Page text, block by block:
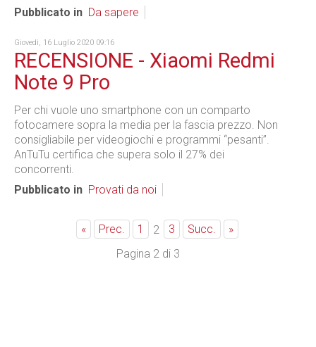
Pubblicato in Da sapere
Giovedì, 16 Luglio 2020 09:16
RECENSIONE - Xiaomi Redmi
Note 9 Pro
Per chi vuole uno smartphone con un comparto
fotocamere sopra la media per la fascia prezzo. Non
consigliabile per videogiochi e programmi “pesanti”.
AnTuTu certifica che supera solo il 27% dei
concorrenti.
Pubblicato in Provati da noi
« Prec. 1 2 3 Succ.
»
Pagina 2 di 3